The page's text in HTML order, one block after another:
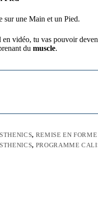
sur une Main et un Pied.
en vidéo, tu vas pouvoir
du muscle.
, REMISE EN FORME
, PROGRAMME